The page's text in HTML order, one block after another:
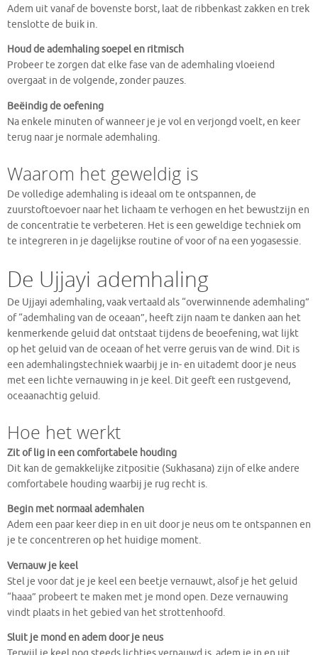
Adem uit vanaf de bovenste borst, laat de ribbenkast zakken en trek
tenslotte de buik in.
Houd de ademhaling soepel en ritmisch
Probeer te zorgen dat elke fase van de ademhaling vloeiend
overgaat in de volgende, zonder pauzes.
Beëindig de oefening
Na enkele minuten of wanneer je je vol en verjongd voelt, en keer
terug naar je normale ademhaling.
Waarom het geweldig is
De volledige ademhaling is ideaal om te ontspannen, de
zuurstoftoevoer naar het lichaam te verhogen en het bewustzijn en
de concentratie te verbeteren. Het is een geweldige techniek om
te integreren in je dagelijkse routine of voor of na een yogasessie.
De Ujjayi ademhaling
De Ujjayi ademhaling, vaak vertaald als “overwinnende ademhaling”
of “ademhaling van de oceaan”, heeft zijn naam te danken aan het
kenmerkende geluid dat ontstaat tijdens de beoefening, wat lijkt
op het geluid van de oceaan of het verre geruis van de wind. Dit is
een ademhalingstechniek waarbij je in- en uitademt door je neus
met een lichte vernauwing in je keel. Dit geeft een rustgevend,
oceaanachtig geluid.
Hoe het werkt
Zit of lig in een comfortabele houding
Dit kan de gemakkelijke zitpositie (Sukhasana) zijn of elke andere
comfortabele houding waarbij je rug recht is.
Begin met normaal ademhalen
Adem een paar keer diep in en uit door je neus om te ontspannen en
je te concentreren op het huidige moment.
Vernauw je keel
Stel je voor dat je je keel een beetje vernauwt, alsof je het geluid
“haaa” probeert te maken met je mond open. Deze vernauwing
vindt plaats in het gebied van het strottenhoofd.
Sluit je mond en adem door je neus